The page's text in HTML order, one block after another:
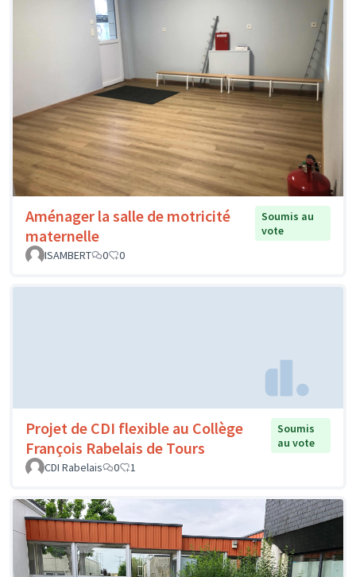
Aménager la salle de motricité
maternelle
Soumis au
vote
ISAMBERT
0 0
Projet de CDI flexible au Collège
François Rabelais de Tours
Soumis
au vote
CDI Rabelais
0 1